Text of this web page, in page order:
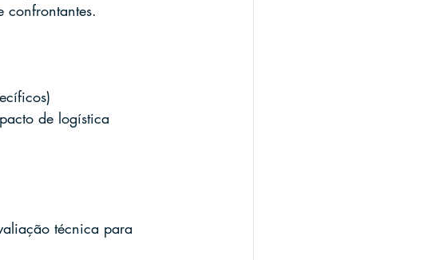
de logística
técnica para